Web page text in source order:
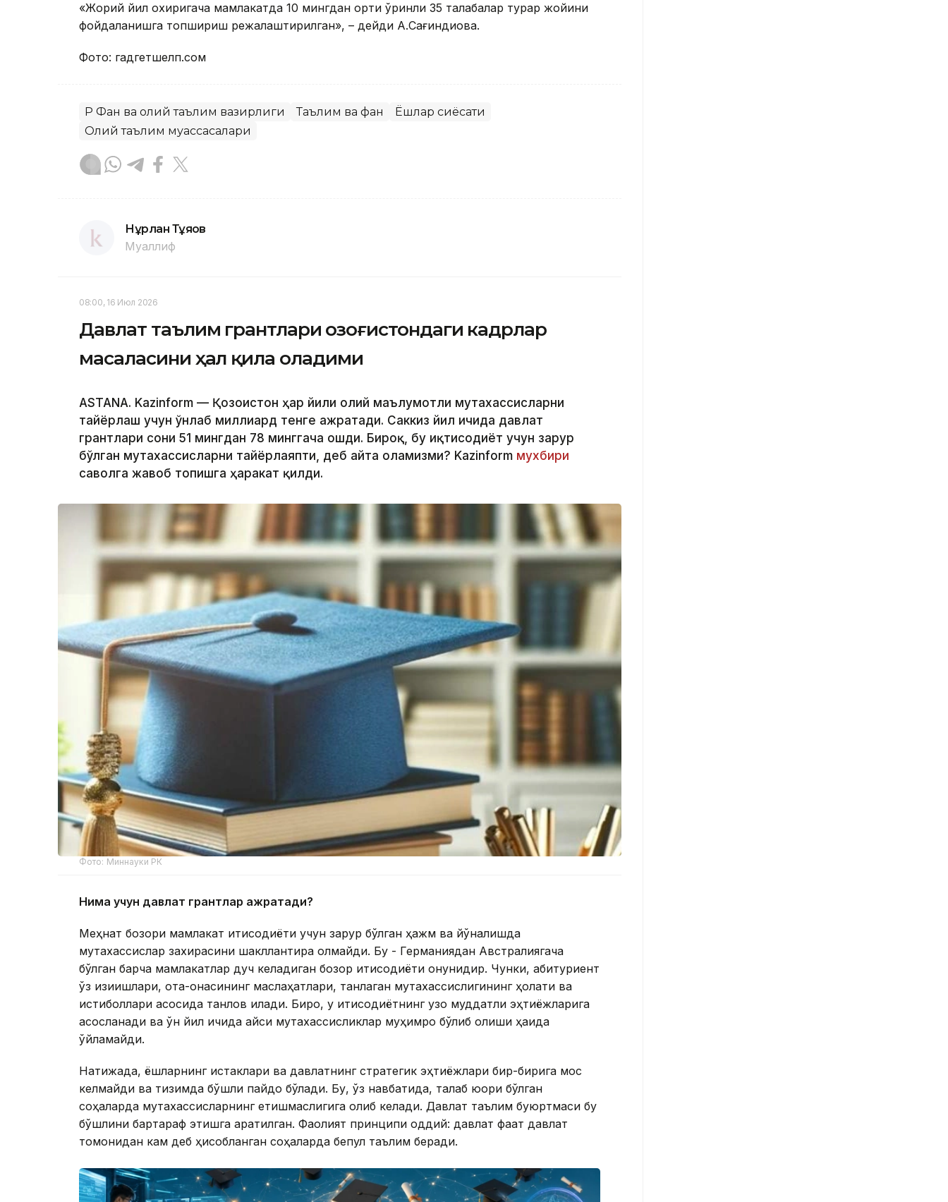
«Жорий йил охиригача мамлакатда 10 мингдан ортиқ ўринли 35 талабалар турар жойини
фойдаланишга топшириш режалаштирилган», – дейди А.Сағиндиқова.
Фото: гадгетшелп.cом
ҚР Фан ва олий таълим вазирлиги Таълим ва фан
Ёшлар сиёсати
Олий таълим муассасалари
Нұрлан Тұяқов
Муаллиф
08:00, 16 Июл 2026
Давлат таълим грантлари Қозоғистондаги кадрлар
масаласини ҳал қила оладими
ASTANA. Kazinform — Қозоғистон ҳар йили олий маълумотли мутахассисларни
тайёрлаш учун ўнлаб миллиард тенге ажратади. Саккиз йил ичида давлат
грантлари сони 51 мингдан 78 минггача ошди. Бироқ, бу иқтисодиёт учун зарур
бўлган мутахассисларни тайёрлаяпти, деб айта оламизми? Kazinform мухбири
саволга жавоб топишга ҳаракат қилди.
Фото: Миннауки РК
Нима учун давлат грантлар ажратади?
Меҳнат бозори мамлакат иқтисодиёти учун зарур бўлган ҳажм ва йўналишда
мутахассислар захирасини шакллантира олмайди. Бу - Германиядан Австралиягача
бўлган барча мамлакатлар дуч келадиган бозор иқтисодиёти қонунидир. Чунки, абитуриент
ўз қизиқишлари, ота-онасининг маслаҳатлари, танлаган мутахассислигининг ҳолати ва
истиқболлари асосида танлов қилади. Бироқ, у иқтисодиётнинг узоқ муддатли эҳтиёжларига
асосланади ва ўн йил ичида қайси мутахассисликлар муҳимроқ бўлиб қолиши ҳақида
ўйламайди.
Натижада, ёшларнинг истаклари ва давлатнинг стратегик эҳтиёжлари бир-бирига мос
келмайди ва тизимда бўшлиқ пайдо бўлади. Бу, ўз навбатида, талаб юқори бўлган
соҳаларда мутахассисларнинг етишмаслигига олиб келади. Давлат таълим буюртмаси бу
бўшлиқни бартараф этишга қаратилган. Фаолият принципи оддий: давлат фақат давлат
томонидан кам деб ҳисобланган соҳаларда бепул таълим беради.